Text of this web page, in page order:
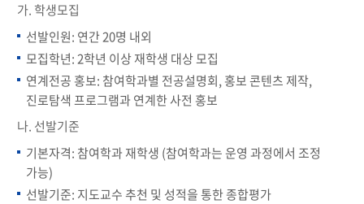
가. 학생모집
선발인원: 연간 20명 내외
모집학년: 2학년 이상 재학생 대상 모집
연계전공 홍보: 참여학과별 전공설명회, 홍보 콘텐츠 제작,
진로탐색 프로그램과 연계한 사전 홍보
나. 선발기준
기본자격: 참여학과 재학생 (참여학과는 운영 과정에서 조정
가능)
선발기준: 지도교수 추천 및 성적을 통한 종합평가